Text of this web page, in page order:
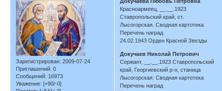
Зарегистрирован: 2009-07-24
Приглашений: 0
Сообщений: 16973
Уважение: [+90/-0]
Красноармеец, __.__.1923
Ставропольский край, ст.
Лысогорская. Сводная картотека
Перечень наград
24.02.1943 Орден Красной Звезды
Докучаев Николай Петрович
Сержант, __.__.1923 Ставропольский
край, Георгиевский р-н, станица
Лысогорская. Сводная картотека
Перечень наград